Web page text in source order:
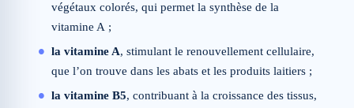
végétaux colorés, qui permet la synthèse de la
vitamine A ;
la vitamine A, stimulant le renouvellement cellulaire,
que l’on trouve dans les abats et les produits laitiers ;
la vitamine B5, contribuant à la croissance des tissus,